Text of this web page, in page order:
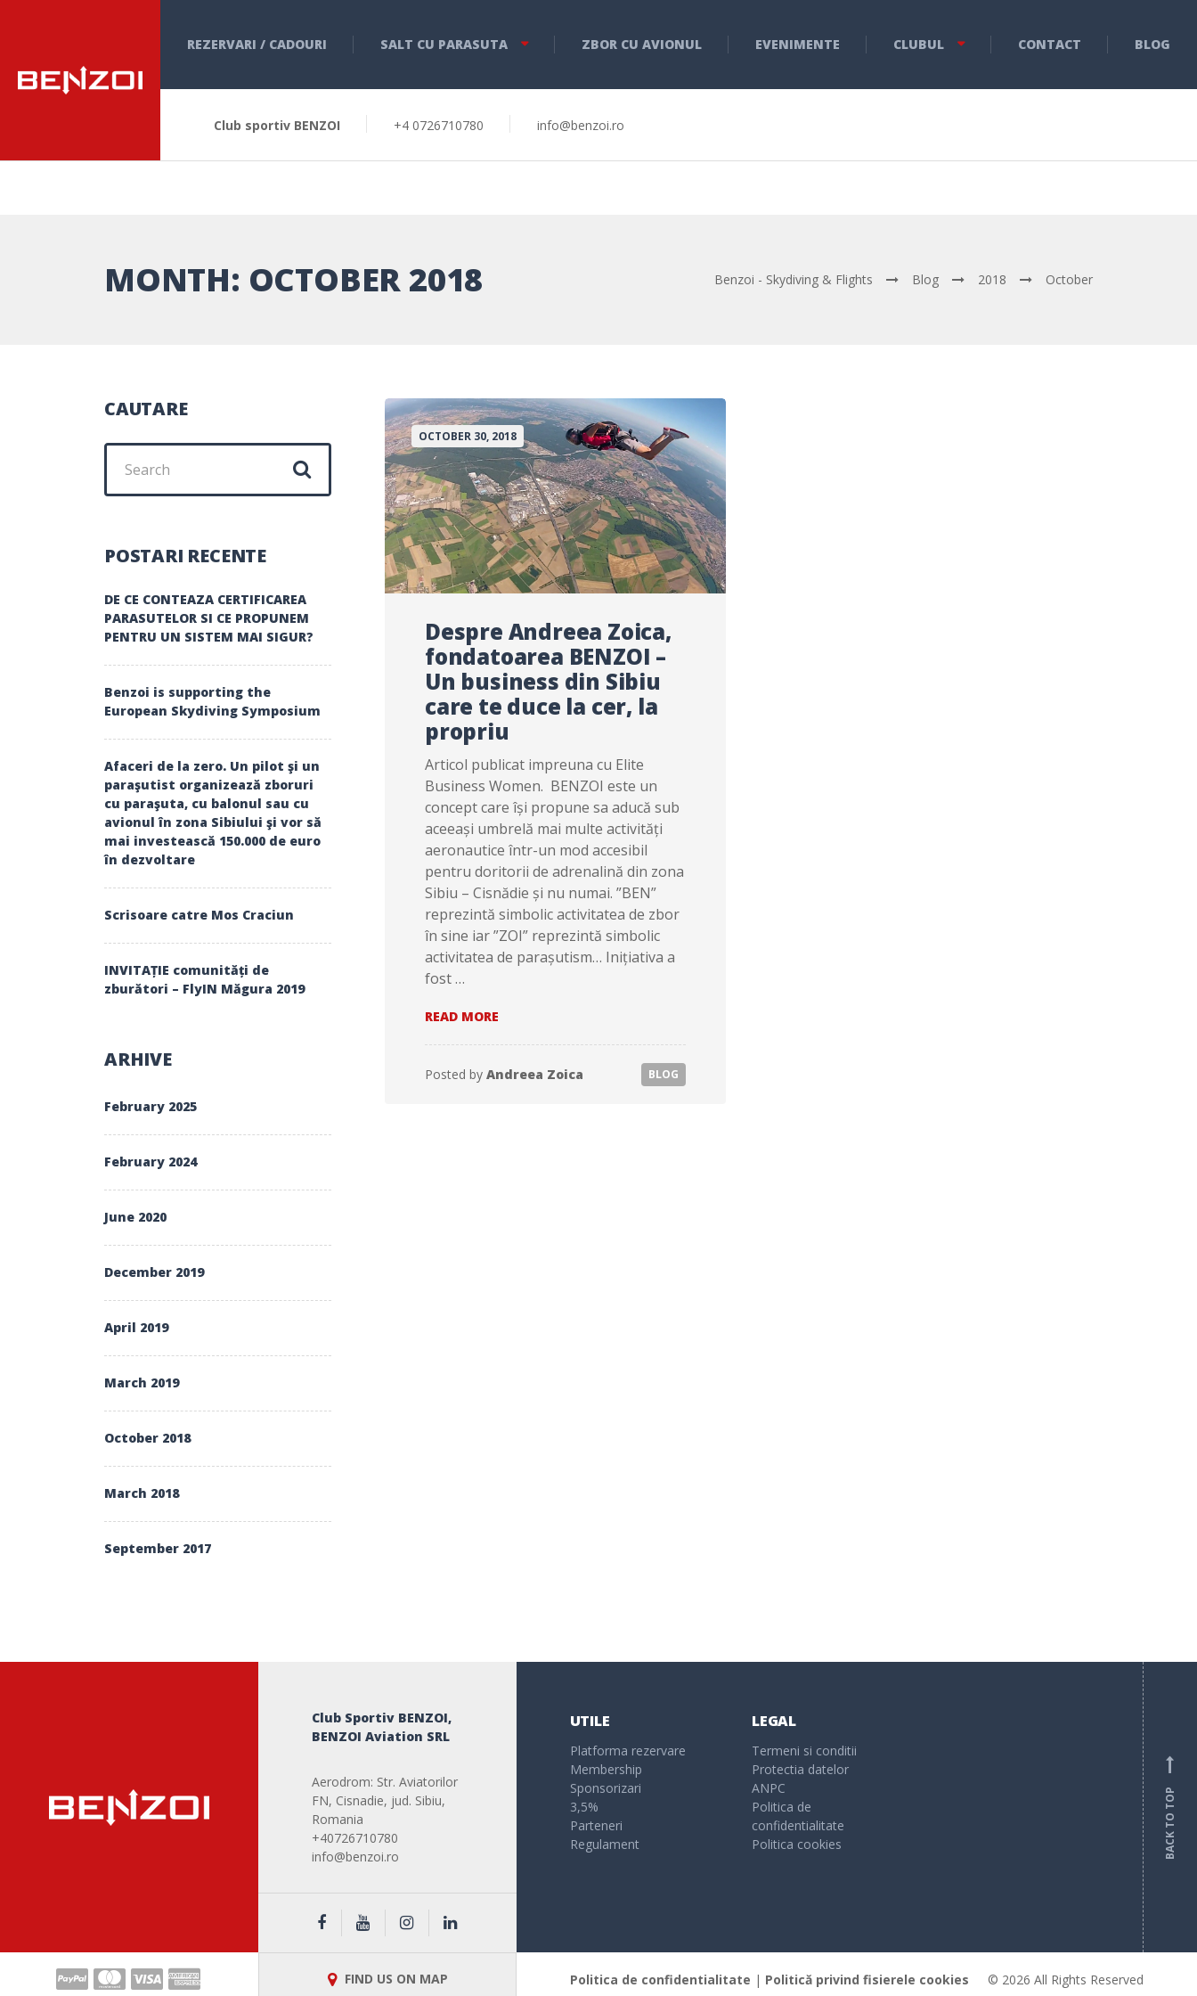
REZERVARI / CADOURI SALT CU PARASUTA ZBOR CU AVIONUL EVENIMENTE CLUBUL CONTACT BLOG
Club sportiv BENZOI +4 0726710780 info@benzoi.ro
MONTH: OCTOBER 2018 Benzoi - Skydiving & Flights Blog 2018 October
OCTOBER 30, 2018
Despre Andreea Zoica,
fondatoarea BENZOI –
Un business din Sibiu
care te duce la cer, la
propriu
Articol publicat impreuna cu Elite
Business Women. BENZOI este un
concept care își propune sa aducă sub
aceeași umbrelă mai multe activități
aeronautice într-un mod accesibil
pentru doritorii de adrenalină din zona
Sibiu – Cisnădie și nu numai. ”BEN”
reprezintă simbolic activitatea de zbor
în sine iar ”ZOI” reprezintă simbolic
activitatea de parașutism… Inițiativa a
fost …
READ MORE
ZOICA,
FONDATOAREA
Posted by Andreea Zoica BLOG
CAUTARE
Search
for:
POSTARI RECENTE
DE CE CONTEAZA CERTIFICAREA
PARASUTELOR SI CE PROPUNEM
PENTRU UN SISTEM MAI SIGUR?
Benzoi is supporting the
European Skydiving Symposium
Afaceri de la zero. Un pilot şi un
paraşutist organizează zboruri
cu paraşuta, cu balonul sau cu
avionul în zona Sibiului şi vor să
mai investească 150.000 de euro
în dezvoltare
Scrisoare catre Mos Craciun
INVITAȚIE comunități de
zburători – FlyIN Măgura 2019
ARHIVE
February 2025
February 2024
June 2020
December 2019
April 2019
March 2019
October 2018
March 2018
September 2017
Club Sportiv BENZOI,
BENZOI Aviation SRL
Aerodrom: Str. Aviatorilor
FN, Cisnadie, jud. Sibiu,
Romania
+40726710780
info@benzoi.ro
UTILE
Platforma rezervare
Membership
Sponsorizari
3,5%
Parteneri
Regulament
LEGAL
Termeni si conditii
Protectia datelor
ANPC
Politica de
confidentialitate
Politica cookies
BACK TO TOP
FIND US ON MAP Politica de confidentialitate | Politică privind fisierele cookies © 2026 All Rights Reserved